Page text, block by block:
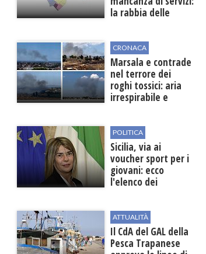
la rabbia delle
CRONACA
Marsala e contrade
nel terrore dei
roghi tossici: aria
irrespirabile e
POLITICA
Sicilia, via ai
voucher sport per i
giovani: ecco
l'elenco dei
ATTUALITÀ
Il CdA del GAL della
Pesca Trapanese